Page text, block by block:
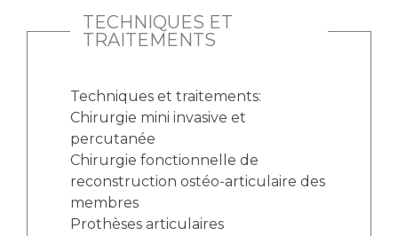
TECHNIQUES ET
TRAITEMENTS
Techniques et traitements:
Chirurgie mini invasive et
percutanée
Chirurgie fonctionnelle de
reconstruction ostéo-articulaire des
membres
Prothèses articulaires